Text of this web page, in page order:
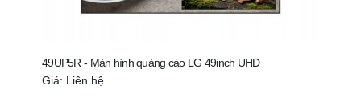
49UP5R - Màn hình quảng cáo LG 49inch UHD
Giá: Liên hệ